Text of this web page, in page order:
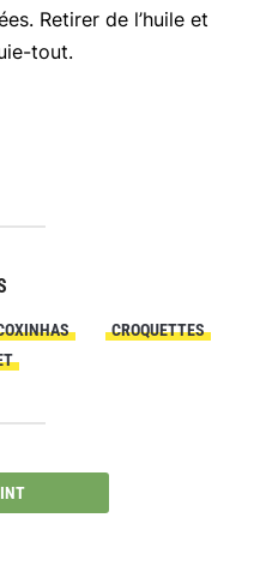
Retirer de l’huile et
tout.
CROQUETTES